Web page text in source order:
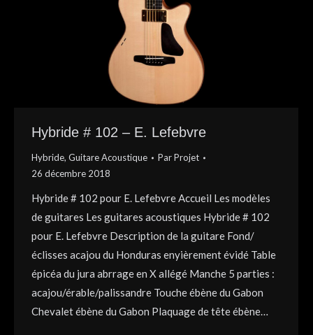
Hybride # 102 – E. Lefebvre
Hybride, Guitare Acoustique ParProjet
26 décembre 2018
Hybride # 102 pour E. Lefebvre Accueil Les modèles
de guitares Les guitares acoustiques Hybride # 102
pour E. Lefebvre Description de la guitare Fond/
éclisses acajou du Honduras enyièrement évidé Table
épicéa du jura abrrage en X allégé Manche 5 parties :
acajou/érable/palissandre Touche ébène du Gabon
Chevalet ébène du Gabon Plaquage de tête ébène…